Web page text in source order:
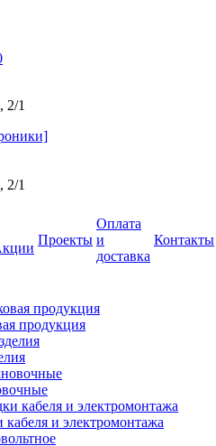
2/1
2/1
Проекты
Оплата
и
доставка
Контакты
продукция
и электромонтажа